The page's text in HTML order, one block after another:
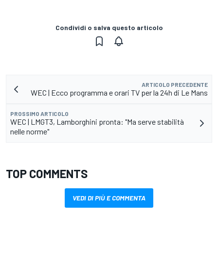
Condividi o salva questo articolo
ARTICOLO PRECEDENTE
WEC | Ecco programma e orari TV per la 24h di Le Mans
PROSSIMO ARTICOLO
WEC | LMGT3, Lamborghini pronta: "Ma serve stabilità
nelle norme"
TOP COMMENTS
VEDI DI PIÙ E COMMENTA